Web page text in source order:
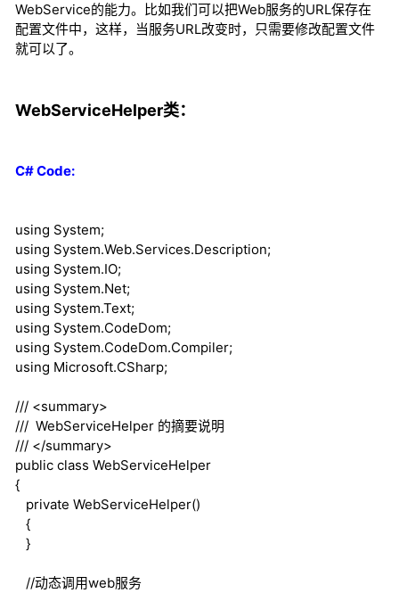
WebService的能力。比如我们可以把Web服务的URL保存在
配置文件中，这样，当服务URL改变时，只需要修改配置文件
就可以了。
WebServiceHelper类：
C# Code:
using System;
using System.Web.Services.Description;
using System.IO;
using System.Net;
using System.Text;
using System.CodeDom;
using System.CodeDom.Compiler;
using Microsoft.CSharp;
/// <summary>
/// WebServiceHelper 的摘要说明
/// </summary>
public class WebServiceHelper
{
private WebServiceHelper()
{
}
//动态调用web服务